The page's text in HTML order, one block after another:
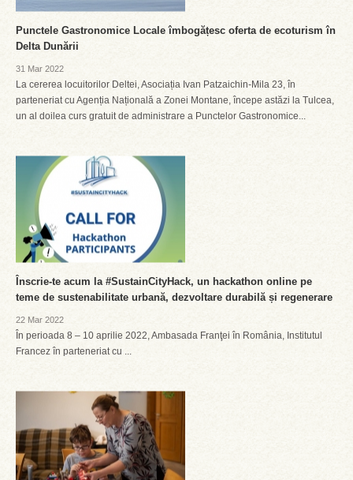
Punctele Gastronomice Locale îmbogățesc oferta de ecoturism în
Delta Dunării
31 Mar 2022
La cererea locuitorilor Deltei, Asociația Ivan Patzaichin-Mila 23, în
parteneriat cu Agenția Națională a Zonei Montane, începe astăzi la Tulcea,
un al doilea curs gratuit de administrare a Punctelor Gastronomice...
Înscrie-te acum la #SustainCityHack, un hackathon online pe
teme de sustenabilitate urbană, dezvoltare durabilă și regenerare
22 Mar 2022
În perioada 8 – 10 aprilie 2022, Ambasada Franţei în România, Institutul
Francez în parteneriat cu ...